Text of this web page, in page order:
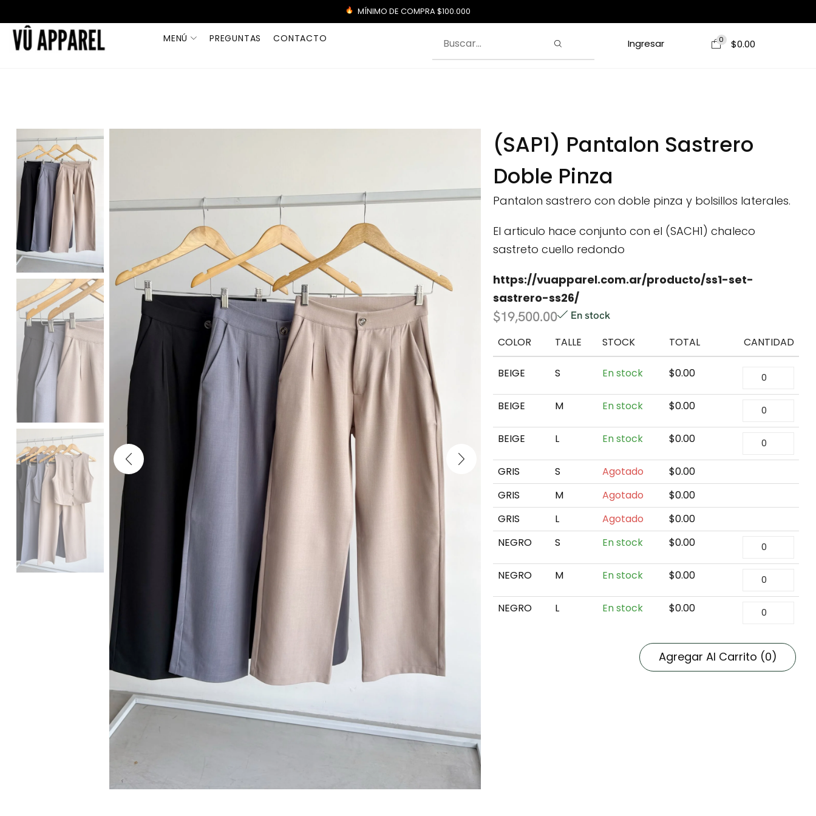
MÍNIMO DE COMPRA $100.000
MENÚ PREGUNTAS CONTACTO Ingresar 0 $0.00
(SAP1) Pantalon Sastrero
Doble Pinza
Pantalon sastrero con doble pinza y bolsillos laterales.
El articulo hace conjunto con el (SACH1) chaleco
sastreto cuello redondo
https://vuapparel.com.ar/producto/ss1-set-
sastrero-ss26/
$19,500.00 En stock
COLOR TALLE STOCK TOTAL CANTIDAD
BEIGE S En stock $0.00
BEIGE M En stock $0.00
BEIGE L En stock $0.00
GRIS S Agotado $0.00
GRIS
M Agotado $0.00
GRIS
L Agotado $0.00
NEGRO
S En stock $0.00
NEGRO M En stock $0.00
NEGRO L En stock $0.00
Agregar Al Carrito (0)